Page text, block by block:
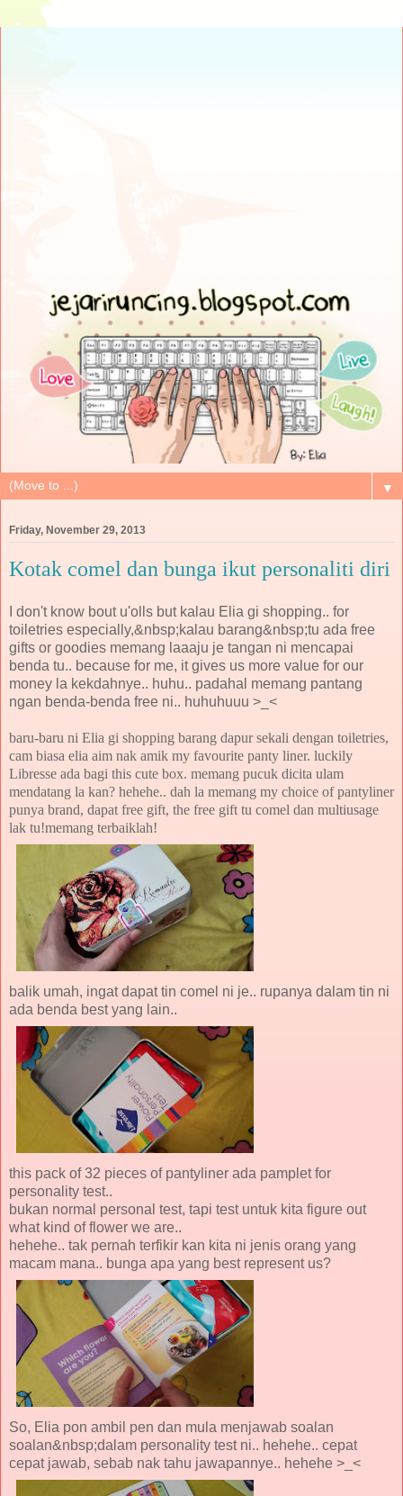
▼
Friday, November 29, 2013
Kotak comel dan bunga ikut personaliti diri
I don't know bout u'olls but kalau Elia gi shopping.. for
toiletries especially,&nbsp;kalau barang&nbsp;tu ada free
gifts or goodies memang laaaju je tangan ni mencapai
benda tu.. because for me, it gives us more value for our
money la kekdahnye.. huhu.. padahal memang pantang
ngan benda-benda free ni.. huhuhuuu >_<
baru-baru ni Elia gi shopping barang dapur sekali dengan toiletries,
cam biasa elia aim nak amik my favourite panty liner. luckily
Libresse ada bagi this cute box. memang pucuk dicita ulam
mendatang la kan? hehehe.. dah la memang my choice of pantyliner
punya brand, dapat free gift, the free gift tu comel dan multiusage
lak tu!memang terbaiklah!
balik umah, ingat dapat tin comel ni je.. rupanya dalam tin ni
ada benda best yang lain..
this pack of 32 pieces of pantyliner ada pamplet for
personality test..
bukan normal personal test, tapi test untuk kita figure out
what kind of flower we are..
hehehe.. tak pernah terfikir kan kita ni jenis orang yang
macam mana.. bunga apa yang best represent us?
So, Elia pon ambil pen dan mula menjawab soalan
soalan&nbsp;dalam personality test ni.. hehehe.. cepat
cepat jawab, sebab nak tahu jawapannye.. hehehe >_<